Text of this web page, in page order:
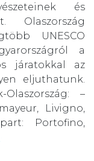
és
Olaszország
UNESCO
a
járatokkal az
eljuthatunk.
–
Livigno,
Portofino,